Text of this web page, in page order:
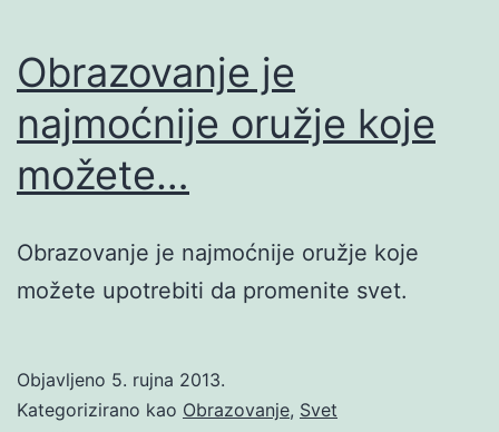
Obrazovanje je
najmoćnije oružje koje
možete…
Obrazovanje je najmoćnije oružje koje
možete upotrebiti da promenite svet.
Objavljeno 5. rujna 2013.
Kategorizirano kao Obrazovanje, Svet